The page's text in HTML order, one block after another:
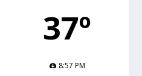
37º
8:57 PM